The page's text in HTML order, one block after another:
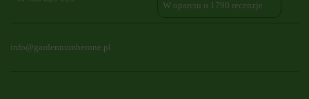
W oparciu o 1790 recenzje
info@gardennumberone.pl